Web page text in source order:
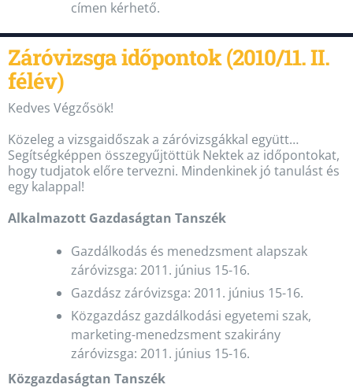
címen kérhető.
Záróvizsga időpontok (2010/11. II.
félév)
Kedves Végzősök!
Közeleg a vizsgaidőszak a záróvizsgákkal együtt…
Segítségképpen összegyűjtöttük Nektek az időpontokat,
hogy tudjatok előre tervezni. Mindenkinek jó tanulást és
egy kalappal!
Alkalmazott Gazdaságtan Tanszék
Gazdálkodás és menedzsment alapszak
záróvizsga: 2011. június 15-16.
Gazdász záróvizsga: 2011. június 15-16.
Közgazdász gazdálkodási egyetemi szak,
marketing-menedzsment szakirány
záróvizsga: 2011. június 15-16.
Közgazdaságtan Tanszék